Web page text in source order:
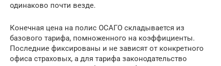
одинаково почти везде.
Конечная цена на полис ОСАГО складывается из
базового тарифа, помноженного на коэффициенты.
Последние фиксированы и не зависят от конкретного
офиса страховых, а для тарифа законодательство